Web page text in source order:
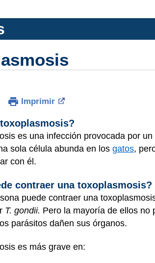
Imprimir
es una infección provocada por
sola célula abunda en los gatos,
con él.
contraer una toxoplasmosis?
puede contraer una
T. gondii. Pero la mayoría de ellos no
parásitos dañen sus órganos.
es más grave en: